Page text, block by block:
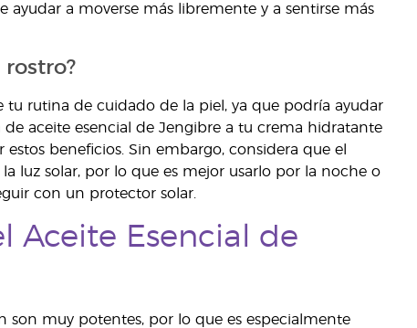
a moverse más libremente y a sentirse más
rutina de cuidado de la piel, ya que podría ayudar
aceite esencial de Jengibre a tu crema hidratante
beneficios. Sin embargo, considera que el
luz solar, por lo que es mejor usarlo por la noche o
con un protector solar.
Aceite Esencial de
son muy potentes, por lo que es especialmente